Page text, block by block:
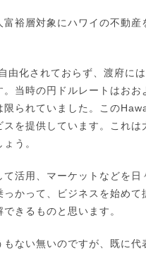
裕層対象にハワイの不動産
由化されておらず、渡府に
当時の円ドルレートはおお
限られていました。この
を提供しています。これは
う。
活用、マーケットなどを日
かって、ビジネスを始めて
きるものと思います。
ない無いのですが、既に代